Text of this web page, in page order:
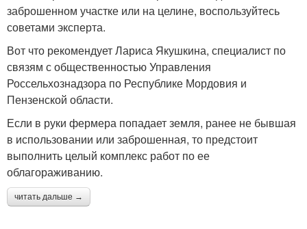
заброшенном участке или на целине, воспользуйтесь
советами эксперта.
Вот что рекомендует Лариса Якушкина, специалист по
связям с общественностью Управления
Россельхознадзора по Республике Мордовия и
Пензенской области.
Если в руки фермера попадает земля, ранее не бывшая
в использовании или заброшенная, то предстоит
выполнить целый комплекс работ по ее
облагораживанию.
читать дальше →